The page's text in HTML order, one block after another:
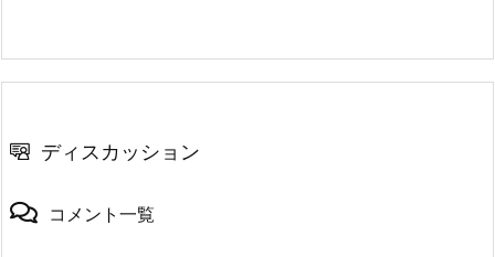
ディスカッション
コメント一覧